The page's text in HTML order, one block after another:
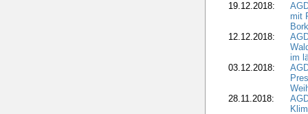
19.12.2018:
mit
12.12.2018:
im
03.12.2018:
28.11.2018: